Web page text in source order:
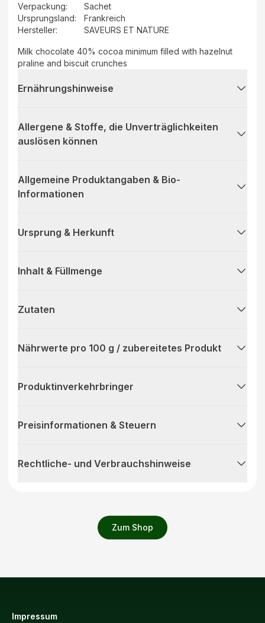
Zum Shop
Verpackung:
Sachet
Ursprungsland:
Frankreich
Hersteller: SAVEURS ET NATURE
Milk chocolate 40% cocoa minimum filled with hazelnut
praline and biscuit crunches
Ernährungshinweise
Allergene & Stoffe, die Unverträglichkeiten
auslösen können
Allgemeine Produktangaben & Bio-
Informationen
Ursprung & Herkunft
Inhalt & Füllmenge
Zutaten
Nährwerte pro 100 g / zubereitetes Produkt
Produktinverkehrbringer
Preisinformationen & Steuern
Rechtliche- und Verbrauchshinweise
Impressum